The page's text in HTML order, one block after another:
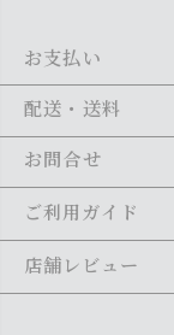
お支払い
Amazon Pay、クレ
い。
全商品送料無料
状況によって、多少
メール：
メールの返信につき
ります。
ご利用ガイド
店舗レビュー